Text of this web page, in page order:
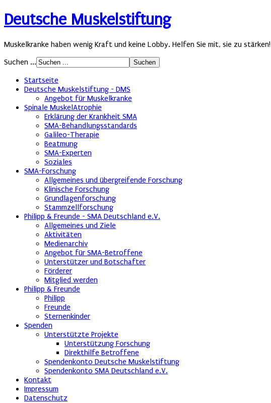
Deutsche Muskelstiftung
Muskelkranke haben wenig Kraft und keine Lobby. Helfen Sie mit, sie zu stärken!
Suchen ...
Startseite
Deutsche Muskelstiftung - DMS
Angebot für Muskelkranke
Spinale MuskelAtrophie
Erklärung der Krankheit SMA
SMA-Behandlungsstandards
Galileo-Therapie
Beatmung
SMA-Experten
Soziales
SMA-Forschung
Allgemeines und übergreifende Forschung
Klinische Forschung
Grundlagenforschung
Stammzellforschung
Philipp & Freunde - SMA Deutschland e.V.
Allgemeines und Ziele
Aktivitäten
Medienarchiv
Angebot für SMA-Betroffene
Unterstützer und Botschafter
Förderer
Mitglied werden
Philipp & Freunde
Philipp
Freunde
Sternenkinder
Spenden
Unterstützte Projekte
Unterstützung Forschung
Direkthilfe Betroffene
Spendenkonto Deutsche Muskelstiftung
Spendenkonto SMA Deutschland e.V.
Kontakt
Impressum
Datenschutz